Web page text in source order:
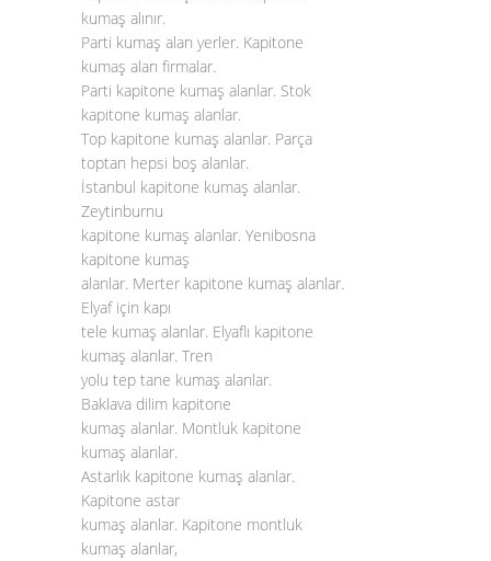
kumaş alınır.
Parti kumaş alan yerler. Kapitone
kumaş alan firmalar.
Parti kapitone kumaş alanlar. Stok
kapitone kumaş alanlar.
Top kapitone kumaş alanlar. Parça
toptan hepsi boş alanlar.
İstanbul kapitone kumaş alanlar.
Zeytinburnu
kapitone kumaş alanlar. Yenibosna
kapitone kumaş
alanlar. Merter kapitone kumaş alanlar.
Elyaf için kapı
tele kumaş alanlar. Elyaflı kapitone
kumaş alanlar. Tren
yolu tep tane kumaş alanlar.
Baklava dilim kapitone
kumaş alanlar. Montluk kapitone
kumaş alanlar.
Astarlık kapitone kumaş alanlar.
Kapitone astar
kumaş alanlar. Kapitone montluk
kumaş alanlar,